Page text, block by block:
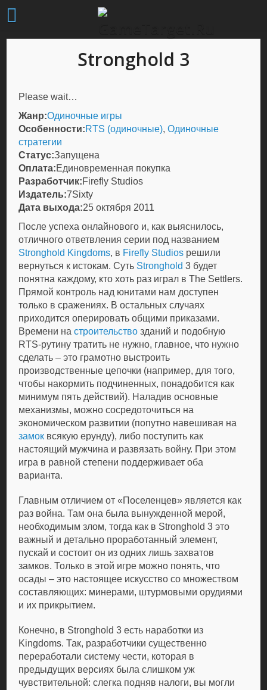
Stronghold 3
Please wait…
Жанр:Одиночные игры
Особенности:RTS (одиночные),Одиночные
стратегии
Статус:Запущена
Оплата:Единовременная покупка
Разработчик:Firefly Studios
Издатель:7Sixty
Дата выхода:25 октября 2011
После успеха онлайнового и, как выяснилось,
отличного ответвления серии под названием
Stronghold Kingdoms, в Firefly Studios решили
вернуться к истокам. Суть Stronghold 3 будет
понятна каждому, кто хоть раз играл в The Settlers.
Прямой контроль над юнитами нам доступен
только в сражениях. В остальных случаях
приходится оперировать общими приказами.
Времени настроительство зданий и подобную
RTS-рутину тратить не нужно, главное, что нужно
сделать – это грамотно выстроить
производственные цепочки (например, для того,
чтобы накормить подчиненных, понадобится как
минимум пять действий). Наладив основные
механизмы, можно сосредоточиться на
экономическом развитии (попутно навешивая на
замок всякую ерунду), либо поступить как
настоящий мужчина и развязать войну. При этом
игра в равной степени поддерживает оба
варианта.
Главным отличием от «Поселенцев» является как
раз война. Там она была вынужденной мерой,
необходимым злом, тогда как в Stronghold 3 это
важный и детально проработанный элемент,
пускай и состоит он из одних лишь захватов
замков. Только в этой игре можно понять, что
осады – это настоящее искусство со множеством
составляющих: минерами, штурмовыми орудиями
и их прикрытием.
Конечно, в Stronghold 3 есть наработки из
Kingdoms. Так, разработчики существенно
переработали систему чести, которая в
предыдущих версиях была слишком уж
чувствительной: слегка подняв налоги, вы могли